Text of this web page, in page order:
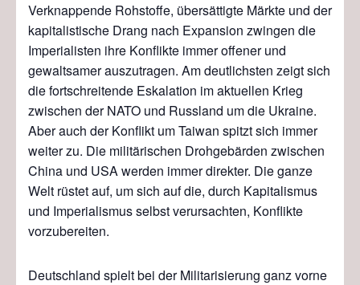
Verknappende Rohstoffe, übersättigte Märkte und der
kapitalistische Drang nach Expansion zwingen die
Imperialisten ihre Konflikte immer offener und
gewaltsamer auszutragen. Am deutlichsten zeigt sich
die fortschreitende Eskalation im aktuellen Krieg
zwischen der NATO und Russland um die Ukraine.
Aber auch der Konflikt um Taiwan spitzt sich immer
weiter zu. Die militärischen Drohgebärden zwischen
China und USA werden immer direkter. Die ganze
Welt rüstet auf, um sich auf die, durch Kapitalismus
und Imperialismus selbst verursachten, Konflikte
vorzubereiten.
Deutschland spielt bei der Militarisierung ganz vorne